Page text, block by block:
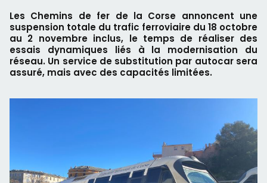
Les Chemins de fer de la Corse annoncent une
suspension totale du trafic ferroviaire du 18 octobre
au 2 novembre inclus, le temps de réaliser des
essais dynamiques liés à la modernisation du
réseau. Un service de substitution par autocar sera
assuré, mais avec des capacités limitées.